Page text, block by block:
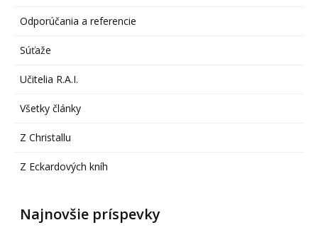
Odporúčania a referencie
Súťaže
Učitelia R.A.I.
Všetky články
Z Christallu
Z Eckardových kníh
Najnovšie príspevky